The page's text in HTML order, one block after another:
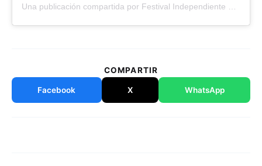
COMPARTIR
Facebook X WhatsApp